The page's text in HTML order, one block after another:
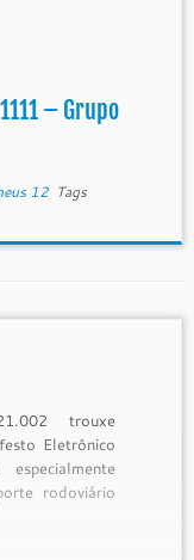
– Grupo
12 Tags
trouxe
Eletrônico
rodoviário